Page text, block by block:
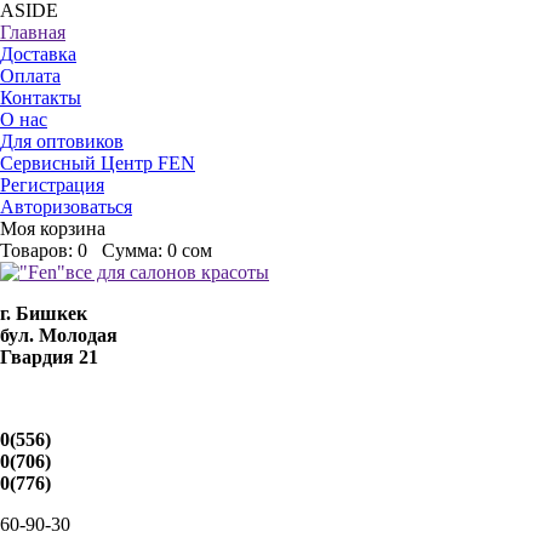
ASIDE
Главная
Доставка
Оплата
Контакты
О нас
Для оптовиков
Сервисный Центр FEN
Регистрация
Авторизоваться
Моя корзина
Товаров: 0 Сумма: 0 сом
г. Бишкек
бул. Молодая
Гвардия 21
0(556)
0(706)
0(776)
60-90-30